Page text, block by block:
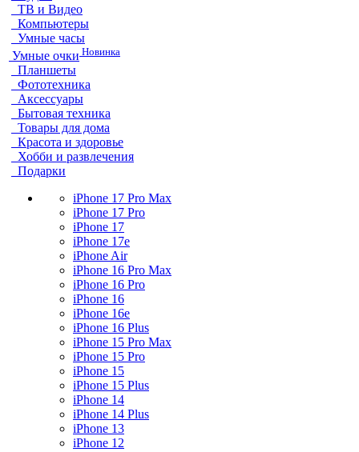
ТВ и Видео
Компьютеры
Умные часы
Умные очки Новинка
Планшеты
Фототехника
Аксессуары
Бытовая техника
Товары для дома
Красота и здоровье
Хобби и развлечения
Подарки
iPhone 17 Pro Max
iPhone 17 Pro
iPhone 17
iPhone 17e
iPhone Air
iPhone 16 Pro Max
iPhone 16 Pro
iPhone 16
iPhone 16e
iPhone 16 Plus
iPhone 15 Pro Max
iPhone 15 Pro
iPhone 15
iPhone 15 Plus
iPhone 14
iPhone 14 Plus
iPhone 13
iPhone 12